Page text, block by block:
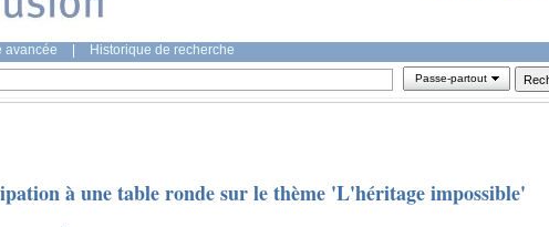
avancée Historique de recherche
Passe-partout
à une table ronde sur le thème 'L'héritage impossible'